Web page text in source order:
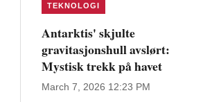
TEKNOLOGI
Antarktis' skjulte
gravitasjonshull avslørt:
Mystisk trekk på havet
March 7, 2026 12:23 PM